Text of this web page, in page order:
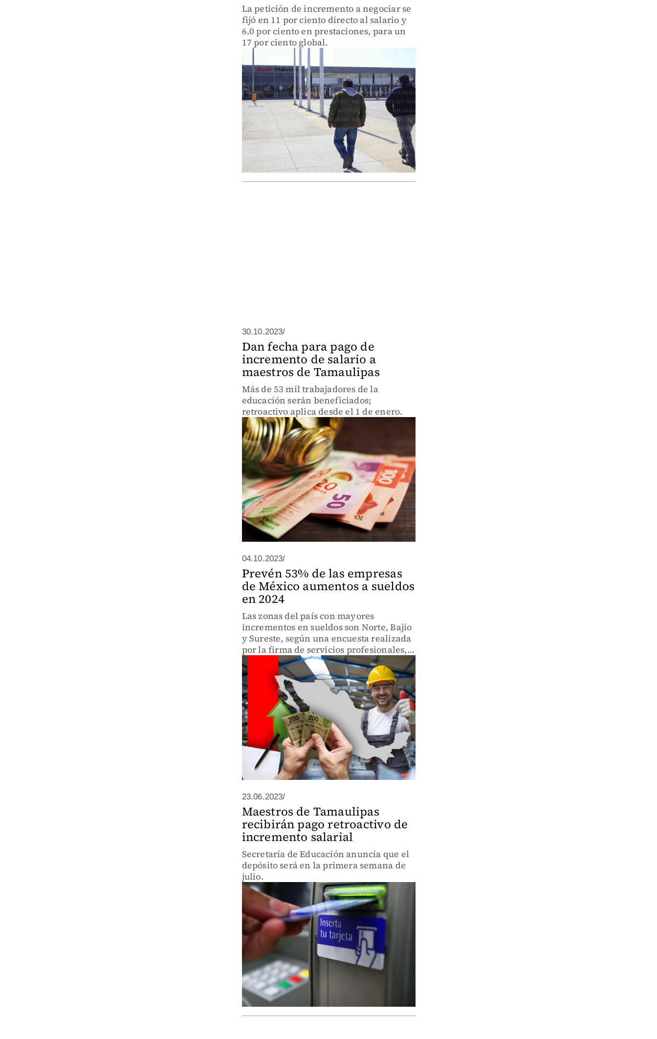
La petición de incremento a negociar se
fijó en 11 por ciento directo al salario y
6.0 por ciento en prestaciones, para un
17 por ciento global.
30.10.2023/
Dan fecha para pago de
incremento de salario a
maestros de Tamaulipas
Más de 53 mil trabajadores de la
educación serán beneficiados;
retroactivo aplica desde el 1 de enero.
04.10.2023/
Prevén 53% de las empresas
de México aumentos a sueldos
en 2024
Las zonas del país con mayores
incrementos en sueldos son Norte, Bajío
y Sureste, según una encuesta realizada
por la firma de servicios profesionales,
Aon.
23.06.2023/
Maestros de Tamaulipas
recibirán pago retroactivo de
incremento salarial
Secretaría de Educación anuncia que el
depósito será en la primera semana de
julio.